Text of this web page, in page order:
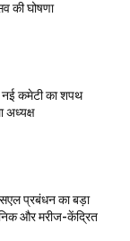
की घोषणा
नई कमेटी का शपथ
अध्यक्ष
प्रबंधन का बड़ा
और मरीज-केंद्रित